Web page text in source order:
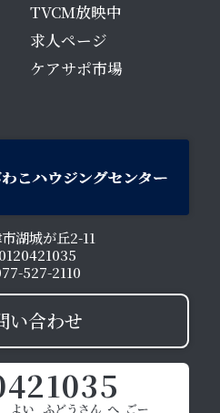
TVCM放映中
求人ページ
ケアサポ市場
湖城が丘2-11
527-2110
い合わせ